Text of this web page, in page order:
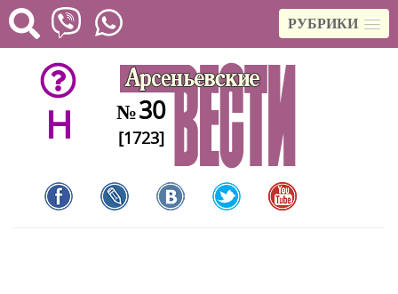
РУБРИКИ
H №30
[1723]